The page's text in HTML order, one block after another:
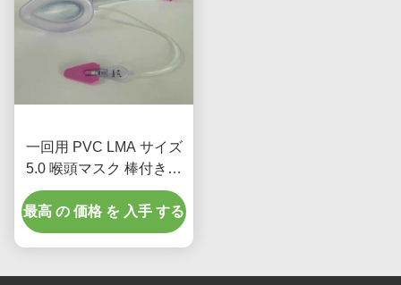
一回用 PVC LMA サイズ
5.0 喉頭マスク 棒付き成
人の使用のための直管
最高 の 価格 を 入手 する